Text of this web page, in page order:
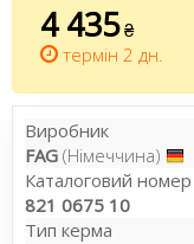
4 435 ₴
термін 2 дн.
Виробник
FAG (Німеччина)
Каталоговий номер
821 0675 10
Тип керма